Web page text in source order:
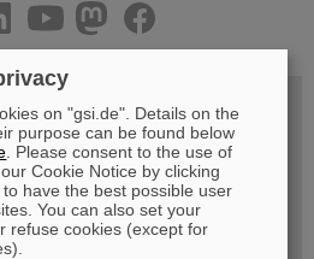
nichts?
on "gsi.de". Details on the
purpose can be found below
. Please consent to the use of
Cookie Notice by clicking
have the best possible user
You can also set your
refuse cookies (except for